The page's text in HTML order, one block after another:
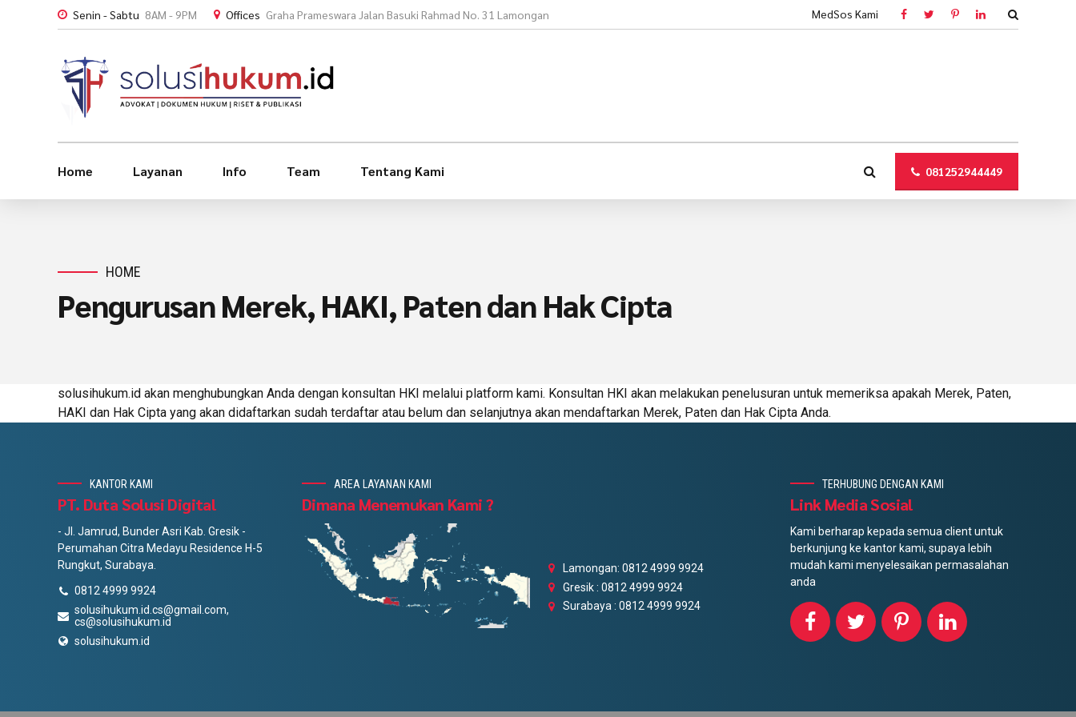
Senin - Sabtu 8AM - 9PM Offices Graha Prameswara Jalan Basuki Rahmad No. 31 Lamongan MedSos Kami
081252944449
Home Layanan Info Team Tentang Kami
HOME
Pengurusan Merek, HAKI, Paten dan Hak Cipta
solusihukum.id akan menghubungkan Anda dengan konsultan HKI melalui platform kami. Konsultan HKI akan melakukan penelusuran untuk memeriksa apakah Merek, Paten,
HAKI dan Hak Cipta yang akan didaftarkan sudah terdaftar atau belum dan selanjutnya akan mendaftarkan Merek, Paten dan Hak Cipta Anda.
KANTOR KAMI
PT. Duta Solusi Digital
- Jl. Jamrud, Bunder Asri Kab. Gresik -
Perumahan Citra Medayu Residence H-5
Rungkut, Surabaya.
0812 4999 9924
solusihukum.id.cs@gmail.com,
cs@solusihukum.id
solusihukum.id
AREA LAYANAN KAMI
Dimana Menemukan Kami ?
Lamongan: 0812 4999 9924
Gresik : 0812 4999 9924
Surabaya : 0812 4999 9924
TERHUBUNG DENGAN KAMI
Link Media Sosial
Kami berharap kepada semua client untuk
berkunjung ke kantor kami, supaya lebih
mudah kami menyelesaikan permasalahan
anda